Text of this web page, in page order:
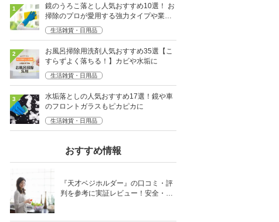
1
鏡のうろこ落とし人気おすすめ10選！ お
掃除のプロが愛用する強力タイプや業務
用も
生活雑貨・日用品
2
お風呂掃除用洗剤人気おすすめ35選【こ
すらずよく落ちる！】カビや水垢に
生活雑貨・日用品
3
水垢落としの人気おすすめ17選！鏡や車
のフロントガラスもピカピカに
生活雑貨・日用品
おすすめ情報
『天才ベジホルダー』の口コミ・評
判を参考に実証レビュー！安全・時